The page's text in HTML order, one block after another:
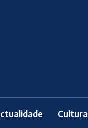
Cultura